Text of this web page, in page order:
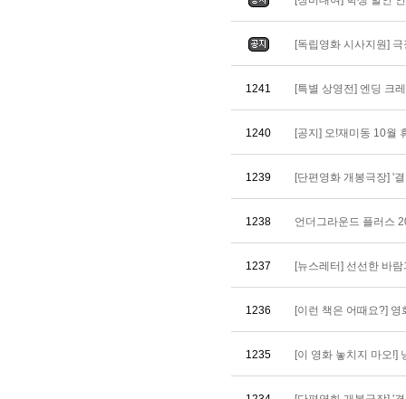
[독립영화 시사지원]
1241 [특별 상영전] 엔딩 크
1240 [공지] 오!재미동 10월
1239 [단편영화 개봉극장] '
1238 언더그라운드 플러스
1237 [뉴스레터] 선선한 바
1236 [이런 책은 어때요?]
1235 [이 영화 놓치지 마오!]